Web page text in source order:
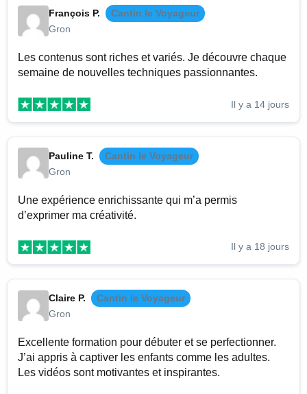
François P.
Cantin le Voyageur
Gron
Les contenus sont riches et variés. Je découvre chaque
semaine de nouvelles techniques passionnantes.
Il y a 14 jours
Pauline T.
Cantin le Voyageur
Gron
Une expérience enrichissante qui m’a permis
d’exprimer ma créativité.
Il y a 18 jours
Claire P.
Cantin le Voyageur
Gron
Excellente formation pour débuter et se perfectionner.
J’ai appris à captiver les enfants comme les adultes.
Les vidéos sont motivantes et inspirantes.